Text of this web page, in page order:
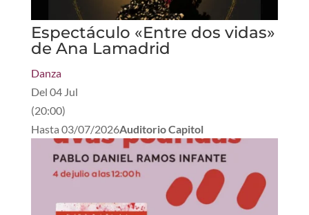
Espectáculo «Entre dos vidas»
de Ana Lamadrid
Danza
Del 04 Jul
(20:00)
Hasta 03/07/2026Auditorio Capitol